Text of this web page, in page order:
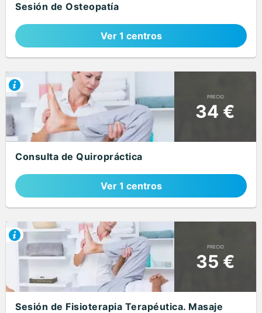
Sesión de Osteopatía
Ver 1 centros
PRECIO
34 €
Consulta de Quiropráctica
Ver 1 centros
PRECIO
35 €
Sesión de Fisioterapia Terapéutica. Masaje